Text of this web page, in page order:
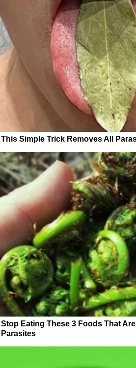
This Simple Trick Removes All
Stop Eating These 3 Foods That
Parasites